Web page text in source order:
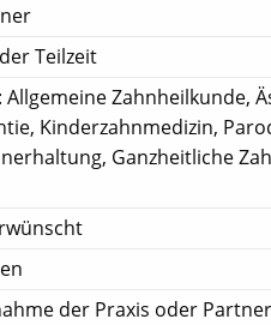
Teilzeit
Zahnheilkunde,
Kinderzahnmedizin,
Ganzheitliche
der Praxis oder